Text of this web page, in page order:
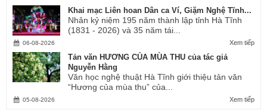
Khai mạc Liên hoan Dân ca Ví, Giặm Nghệ Tĩnh...
Nhân kỷ niệm 195 năm thành lập tỉnh Hà Tĩnh
(1831 - 2026) và 35 năm tái...
Xem tiếp
06-08-2026
Tản văn HƯƠNG CỦA MÙA THU của tác giả
Nguyễn Hằng
Văn học nghệ thuật Hà Tĩnh giới thiệu tản văn
“Hương của mùa thu” của...
Xem tiếp
05-08-2026